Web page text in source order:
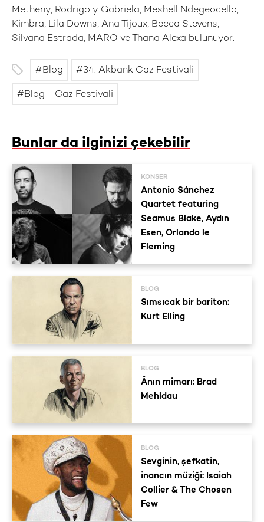
Metheny, Rodrigo y Gabriela, Meshell Ndegeocello,
Kimbra, Lila Downs, Ana Tijoux, Becca Stevens,
Silvana Estrada, MARO ve Thana Alexa bulunuyor.
Blog 34. Akbank Caz Festivali
Blog - Caz Festivali
Bunlar da ilginizi çekebilir
KONSER
Antonio Sánchez
Quartet featuring
Seamus Blake, Aydın
Esen, Orlando le
Fleming
BLOG
Sımsıcak bir bariton:
Kurt Elling
BLOG
Ânın mimarı: Brad
Mehldau
BLOG
Sevginin, şefkatin,
inancın müziği: Isaiah
Collier & The Chosen
Few